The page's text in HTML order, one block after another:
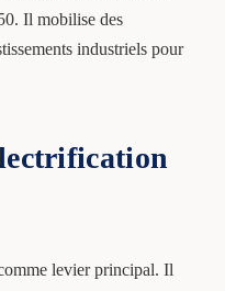
Il mobilise des
industriels pour
levier principal. Il